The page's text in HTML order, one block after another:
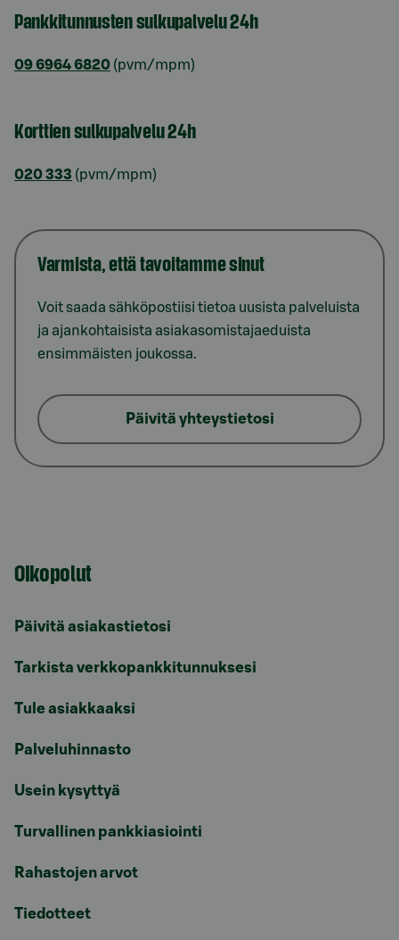
Pankkitunnusten sulkupalvelu 24h
09 6964 6820 (pvm/mpm)
Korttien sulkupalvelu 24h
020 333 (pvm/mpm)
Varmista, että tavoitamme sinut
Voit saada sähköpostiisi tietoa uusista palveluista
ja ajankohtaisista asiakasomistajaeduista
ensimmäisten joukossa.
Päivitä yhteystietosi
Oikopolut
Päivitä asiakastietosi
Tarkista verkkopankkitunnuksesi
Tule asiakkaaksi
Palveluhinnasto
Usein kysyttyä
Turvallinen pankkiasiointi
Rahastojen arvot
Tiedotteet